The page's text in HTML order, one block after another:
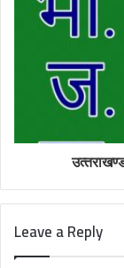
Leave a Reply